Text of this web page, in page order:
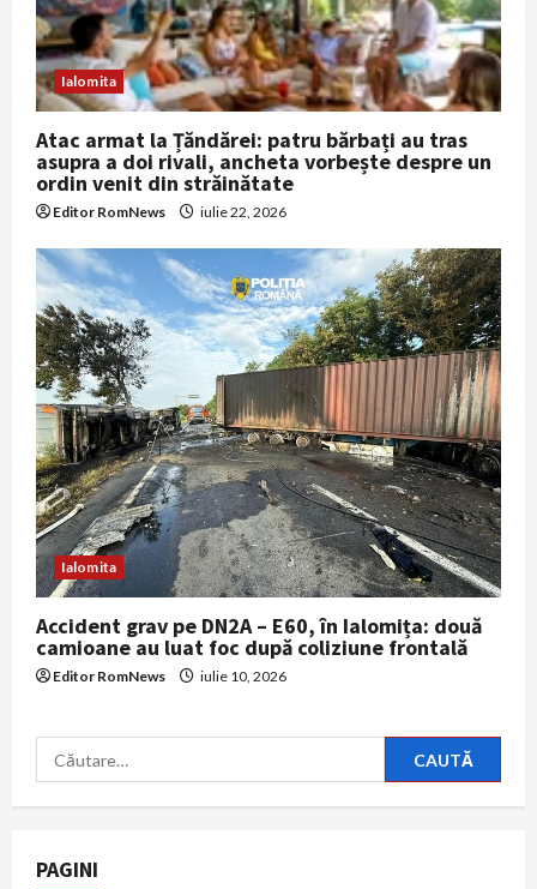
Ialomita
Atac armat la Țăndărei: patru bărbați au tras
asupra a doi rivali, ancheta vorbește despre un
ordin venit din străinătate
Editor RomNews iulie 22, 2026
Ialomita
Accident grav pe DN2A – E60, în Ialomița: două
camioane au luat foc după coliziune frontală
Editor RomNews iulie 10, 2026
Caută
după:
PAGINI